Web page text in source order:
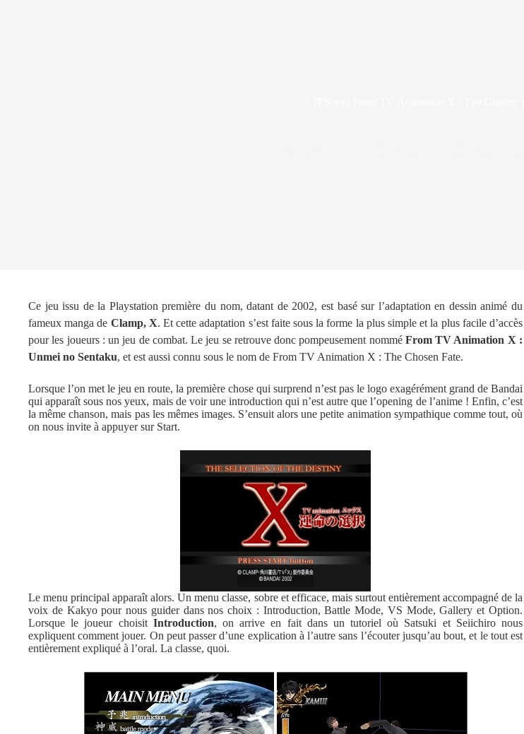
Ce jeu issu de la Playstation première du nom, datant de 2002, est basé sur l’adaptation en dessin animé du
fameux manga de Clamp, X. Et cette adaptation s’est faite sous la forme la plus simple et la plus facile d’accès
pour les joueurs : un jeu de combat. Le jeu se retrouve donc pompeusement nomméFrom TV Animation X :
Unmei no Sentaku, et est aussi connu sous le nom de From TV Animation X : The Chosen Fate.
Lorsque l’on met le jeu en route, la première chose qui surprend n’est pas le logo exagérément grand de Bandai
qui apparaît sous nos yeux, mais de voir une introduction qui n’est autre que l’opening de l’anime ! Enfin, c’est
la même chanson, mais pas les mêmes images. S’ensuit alors une petite animation sympathique comme tout, où
on nous invite à appuyer sur Start.
Le menu principal apparaît alors. Un menu classe, sobre et efficace, mais surtout entièrement accompagné de la
voix de Kakyo pour nous guider dans nos choix : Introduction, Battle Mode, VS Mode, Gallery et Option.
Lorsque le joueur choisit Introduction, on arrive en fait dans un tutoriel où Satsuki et Seiichiro nous
expliquent comment jouer. On peut passer d’une explication à l’autre sans l’écouter jusqu’au bout, et le tout est
entièrement expliqué à l’oral. La classe, quoi.